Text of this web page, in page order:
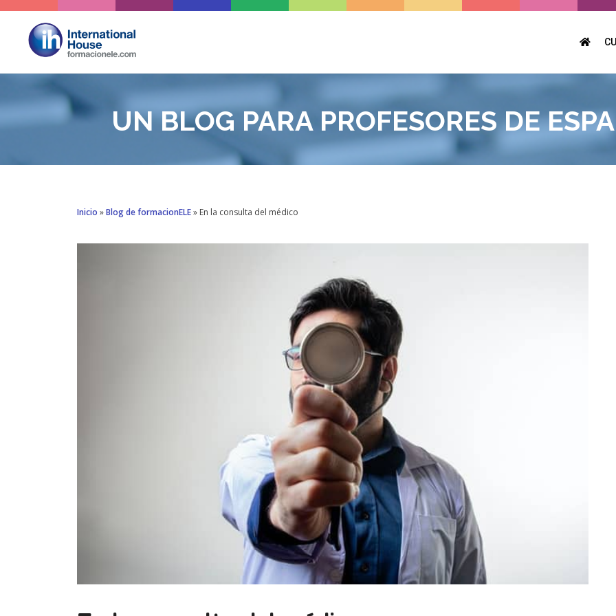
Saltar
contenido
UN BLOG PARA PROFESORES DE
Inicio »Blog de formacionELE» En la consulta del médico